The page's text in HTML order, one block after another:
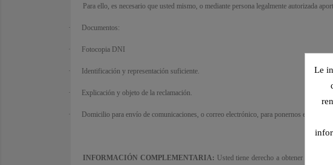
Para ello, es necesario que usted mismo, o mediante persona legalmente autorizada
· Documentos:
· Fotocopia DNI
· Identificación y representación suficiente.
· Explicación y objeto de la reclamación.
· Domicilio para envío de comunicaciones, o correo electrónico, para ponernos en
INFORMACIÓN COMPLEMENTARIA: Usted tiene derecho a obtener
Le